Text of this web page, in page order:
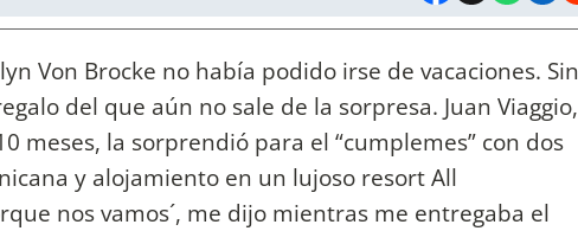
Von Brocke no había podido irse de vacaciones. Sin
del que aún no sale de la sorpresa. Juan Viaggio,
meses, la sorprendió para el “cumplemes” con dos
y alojamiento en un lujoso resort All
nos vamos´, me dijo mientras me entregaba el